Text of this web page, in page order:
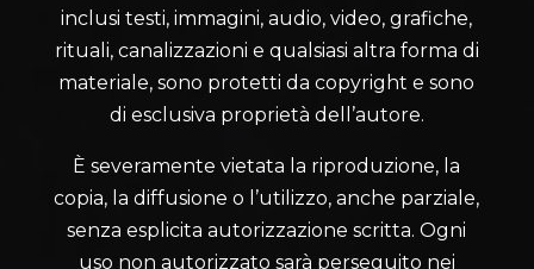
inclusi testi, immagini, audio, video, grafiche,
rituali, canalizzazioni e qualsiasi altra forma di
materiale, sono protetti da copyright e sono
di esclusiva proprietà dell’autore.
È severamente vietata la riproduzione, la
copia, la diffusione o l’utilizzo, anche parziale,
senza esplicita autorizzazione scritta. Ogni
uso non autorizzato sarà perseguito nei